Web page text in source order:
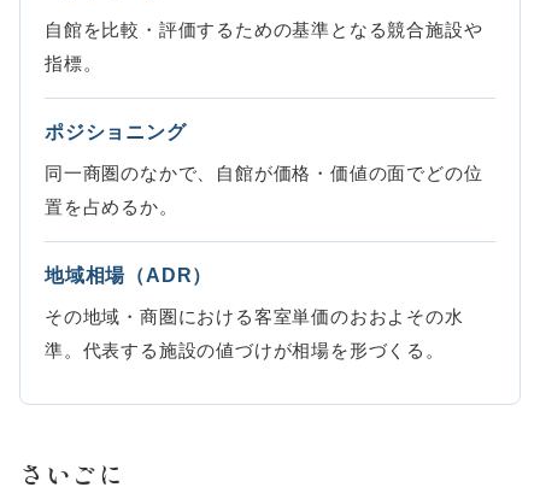
自館を比較・評価するための基準となる競合施設や
指標。
ポジショニング
同一商圏のなかで、自館が価格・価値の面でどの位
置を占めるか。
地域相場（ADR）
その地域・商圏における客室単価のおおよその水
準。代表する施設の値づけが相場を形づくる。
さいごに